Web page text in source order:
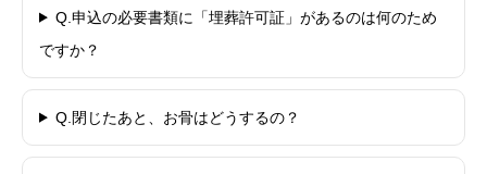
Q.申込の必要書類に「埋葬許可証」があるのは何のため
ですか？
Q.閉じたあと、お骨はどうするの？